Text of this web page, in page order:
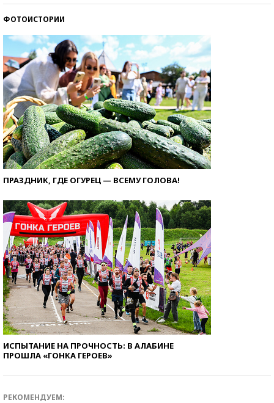
ФОТОИСТОРИИ
ПРАЗДНИК, ГДЕ ОГУРЕЦ — ВСЕМУ ГОЛОВА!
ИСПЫТАНИЕ НА ПРОЧНОСТЬ: В АЛАБИНЕ
ПРОШЛА «ГОНКА ГЕРОЕВ»
РЕКОМЕНДУЕМ: